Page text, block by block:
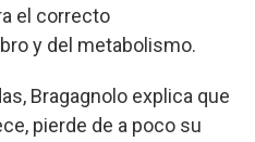
el correcto
y del metabolismo.
Bragagnolo explica que
pierde de a poco su